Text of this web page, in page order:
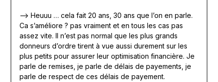
—> Heuuu … cela fait 20 ans, 30 ans que l’on en parle.
Ca s’améliore ? pas vraiment et en tous les cas pas
assez vite. Il n’est pas normal que les plus grands
donneurs d’ordre tirent à vue aussi durement sur les
plus petits pour assurer leur optimisation financière. Je
parle de remises, je parle de délais de payements, je
parle de respect de ces délais de payement.